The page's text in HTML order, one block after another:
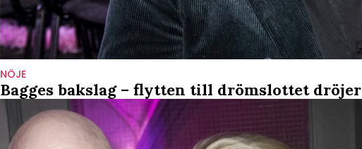
NÖJE
Bagges bakslag – flytten till drömslottet dröjer